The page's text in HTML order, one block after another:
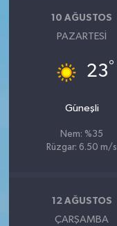
10 AĞUSTOS
PAZARTESI
23°
Güneşli
Nem: %35
Rüzgar: 6.50 m/s
12 AĞUSTOS
ÇARŞAMBA